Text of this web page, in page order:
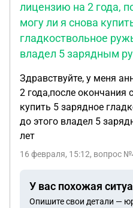
лицензию на 2 года,
могу ли я снова
гладкоствольное
владел 5 зарядным
Здравствуйте, у меня
2 года,после окончания
купить 5 зарядное
до этого владел 5
лет
16 февраля, 15:12, вопрос
У вас похожая
Опишите свои детали —